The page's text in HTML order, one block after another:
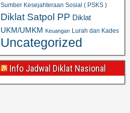
Sumber Kesejahteraan Sosial ( PSKS )
Diklat Satpol PP Diklat
UKM/UMKM
Keuangan Lurah dan Kades
Uncategorized
Info Jadwal Diklat Nasional